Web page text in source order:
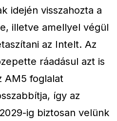
idején visszahozta a
illetve amellyel végül
az Intelt. Az
ráadásul azt is
AM5 foglalat
így az
ig biztosan velünk